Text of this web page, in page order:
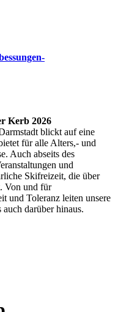
Kerb 2026
blickt auf eine
für alle Alters,- und
Auch abseits des
und
Skifreizeit, die über
Von und für
und Toleranz leiten unsere
darüber hinaus.